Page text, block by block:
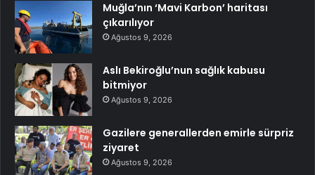
Muğla’nın ‘Mavi Karbon’ haritası
çıkarılıyor
Ağustos 9, 2026
Aslı Bekiroğlu’nun sağlık kabusu
bitmiyor
Ağustos 9, 2026
Gazilere generallerden emirle sürpriz
ziyaret
Ağustos 9, 2026